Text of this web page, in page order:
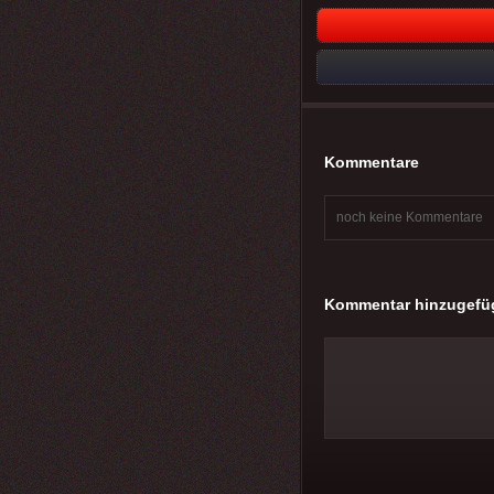
Kommentare
noch keine Kommentare
Kommentar